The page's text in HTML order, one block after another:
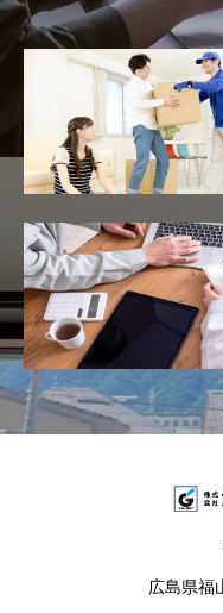
広島県福